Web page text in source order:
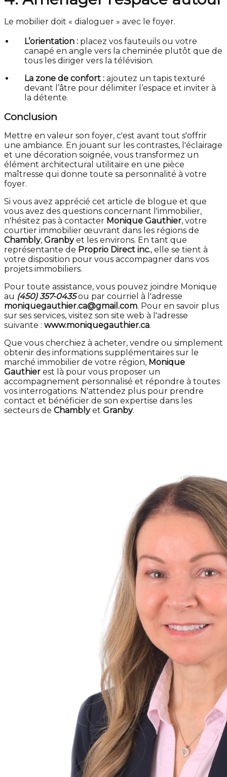
Le mobilier doit « dialoguer » avec le foyer.
L’orientation : placez vos fauteuils ou votre
canapé en angle vers la cheminée plutôt que de
tous les diriger vers la télévision.
La zone de confort : ajoutez un tapis texturé
devant l’âtre pour délimiter l’espace et inviter à
la détente.
Conclusion
Mettre en valeur son foyer, c'est avant tout s'offrir
une ambiance. En jouant sur les contrastes, l'éclairage
et une décoration soignée, vous transformez un
élément architectural utilitaire en une pièce
maîtresse qui donne toute sa personnalité à votre
foyer.
Si vous avez apprécié cet article de blogue et que
vous avez des questions concernant l'immobilier,
n'hésitez pas à contacter Monique Gauthier, votre
courtier immobilier œuvrant dans les régions de
Chambly, Granbyet les environs. En tant que
représentante de Proprio Direct inc., elle se tient à
votre disposition pour vous accompagner dans vos
projets immobiliers.
Pour toute assistance, vous pouvez joindre Monique
au (450) 357-0435ou par courriel à l'adresse
moniquegauthier.ca@gmail.com. Pour en savoir plus
sur ses services, visitez son site web à l'adresse
suivante : www.moniquegauthier.ca.
Que vous cherchiez à acheter, vendre ou simplement
obtenir des informations supplémentaires sur le
marché immobilier de votre région, Monique
Gauthier est là pour vous proposer un
accompagnement personnalisé et répondre à toutes
vos interrogations. N'attendez plus pour prendre
contact et bénéficier de son expertise dans les
secteurs de Chamblyet Granby.